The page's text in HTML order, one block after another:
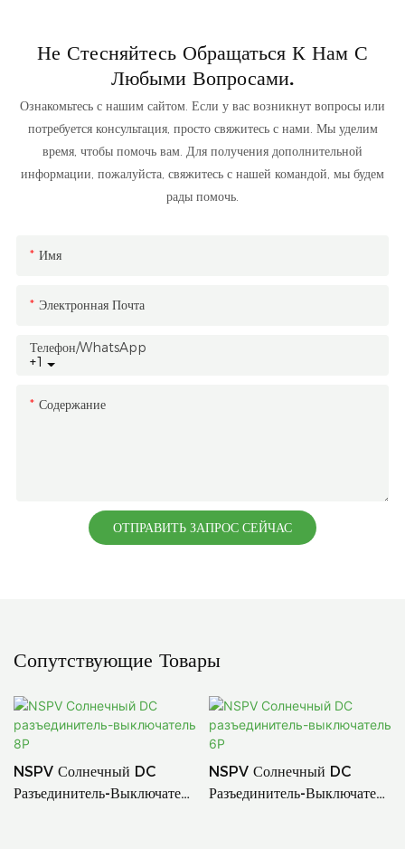
Не Стесняйтесь Обращаться К Нам С
Любыми Вопросами.
Ознакомьтесь с нашим сайтом. Если у вас возникнут вопросы или
потребуется консультация, просто свяжитесь с нами. Мы уделим
время, чтобы помочь вам. Для получения дополнительной
информации, пожалуйста, свяжитесь с нашей командой, мы будем
рады помочь.
Имя
Электронная Почта
+1
Телефон/WhatsApp
Содержание
ОТПРАВИТЬ ЗАПРОС СЕЙЧАС
Сопутствующие Товары
NSPV Солнечный DC
Разъединитель-Выключатель
NSPV Солнечный DC
Разъединитель-Выключатель